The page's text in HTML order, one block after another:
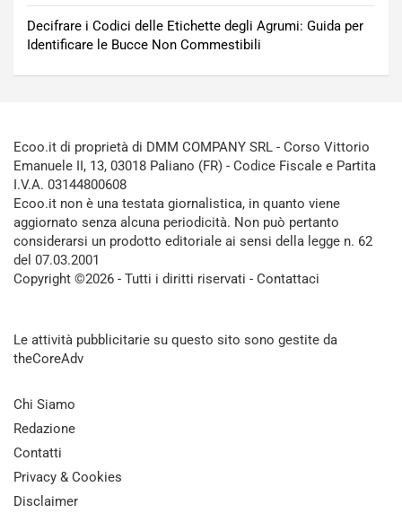
Decifrare i Codici delle Etichette degli Agrumi: Guida per
Identificare le Bucce Non Commestibili
Ecoo.it di proprietà di DMM COMPANY SRL - Corso Vittorio
Emanuele II, 13, 03018 Paliano (FR) - Codice Fiscale e Partita
I.V.A. 03144800608
Ecoo.it non è una testata giornalistica, in quanto viene
aggiornato senza alcuna periodicità. Non può pertanto
considerarsi un prodotto editoriale ai sensi della legge n. 62
del 07.03.2001
Copyright ©2026 - Tutti i diritti riservati - Contattaci
Le attività pubblicitarie su questo sito sono gestite da
theCoreAdv
Chi Siamo
Redazione
Contatti
Privacy & Cookies
Disclaimer